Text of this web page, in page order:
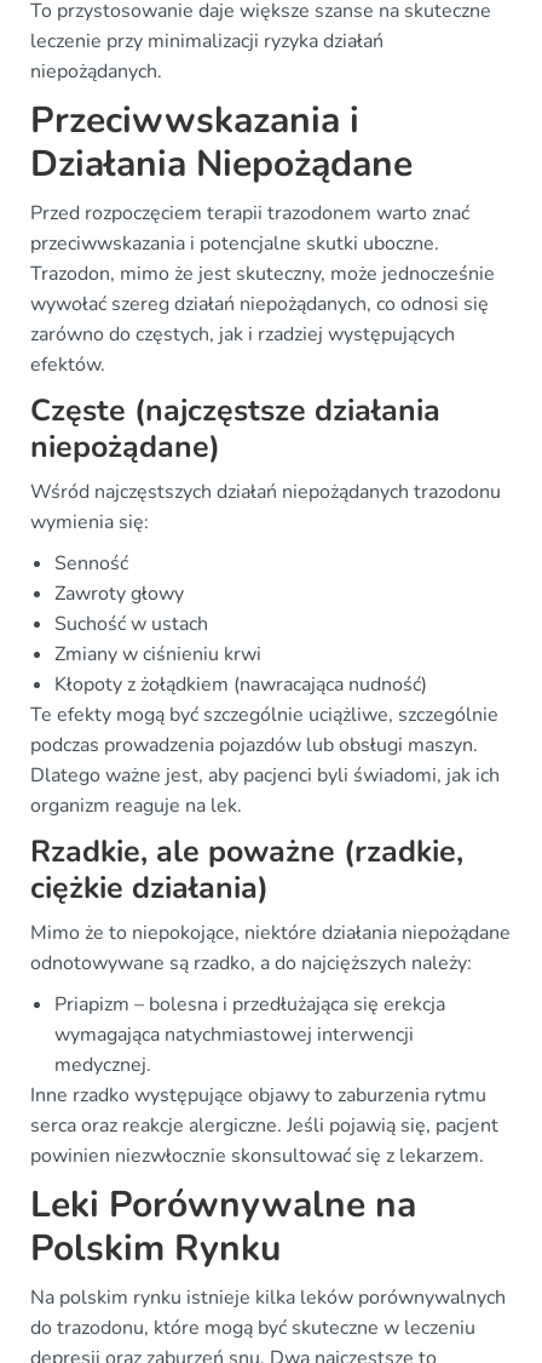
To przystosowanie daje większe szanse na skuteczne
leczenie przy minimalizacji ryzyka działań
niepożądanych.
Przeciwwskazania i
Działania Niepożądane
Przed rozpoczęciem terapii trazodonem warto znać
przeciwwskazania i potencjalne skutki uboczne.
Trazodon, mimo że jest skuteczny, może jednocześnie
wywołać szereg działań niepożądanych, co odnosi się
zarówno do częstych, jak i rzadziej występujących
efektów.
Częste (najczęstsze działania
niepożądane)
Wśród najczęstszych działań niepożądanych trazodonu
wymienia się:
Senność
Zawroty głowy
Suchość w ustach
Zmiany w ciśnieniu krwi
Kłopoty z żołądkiem (nawracająca nudność)
Te efekty mogą być szczególnie uciążliwe, szczególnie
podczas prowadzenia pojazdów lub obsługi maszyn.
Dlatego ważne jest, aby pacjenci byli świadomi, jak ich
organizm reaguje na lek.
Rzadkie, ale poważne (rzadkie,
ciężkie działania)
Mimo że to niepokojące, niektóre działania niepożądane
odnotowywane są rzadko, a do najcięższych należy:
Priapizm – bolesna i przedłużająca się erekcja
wymagająca natychmiastowej interwencji
medycznej.
Inne rzadko występujące objawy to zaburzenia rytmu
serca oraz reakcje alergiczne. Jeśli pojawią się, pacjent
powinien niezwłocznie skonsultować się z lekarzem.
Leki Porównywalne na
Polskim Rynku
Na polskim rynku istnieje kilka leków porównywalnych
do trazodonu, które mogą być skuteczne w leczeniu
depresji oraz zaburzeń snu. Dwa najczęstsze to